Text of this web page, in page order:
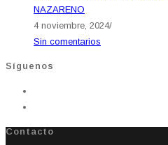
NAZARENO
4 noviembre, 2024/
Sin comentarios
Síguenos
Contacto